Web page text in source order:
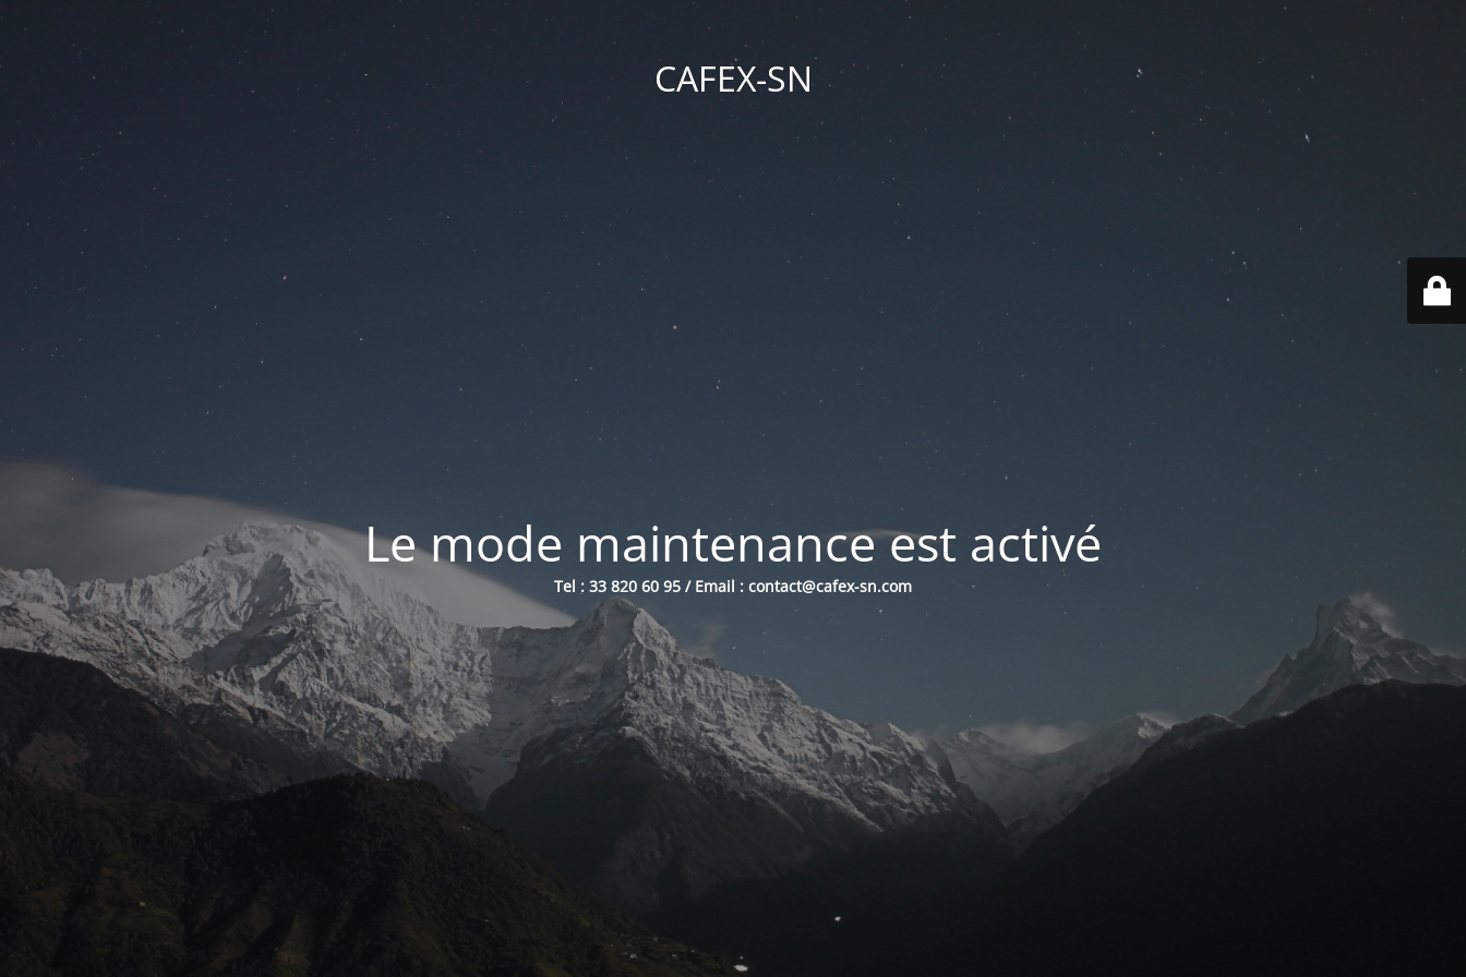
CAFEX-SN
Le mode maintenance est activé
Tel : 33 820 60 95 / Email : contact@cafex-sn.com